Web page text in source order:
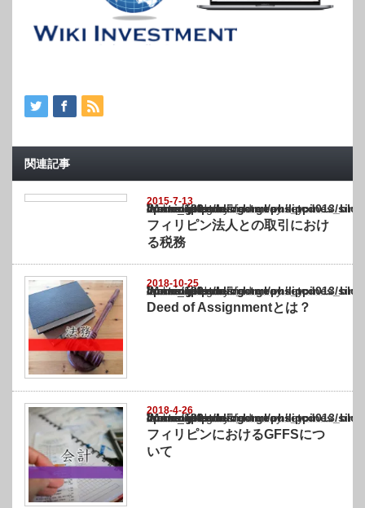
関連記事
2015-7-13
Warning
: Undefined array key "show_category" in
/home/netst/kuno-cpa.co.jp/public_html/philippines_blog/wp-content/themes/
on line183
フィリピン法人との取引におけ
る税務
2018-10-25
Warning
: Undefined array key "show_category" in
/home/netst/kuno-cpa.co.jp/public_html/philippines_blog/wp-content/themes/
on line183
Deed of Assignmentとは？
2018-4-26
Warning
: Undefined array key "show_category" in
/home/netst/kuno-cpa.co.jp/public_html/philippines_blog/wp-content/themes/
on line183
フィリピンにおけるGFFSにつ
いて